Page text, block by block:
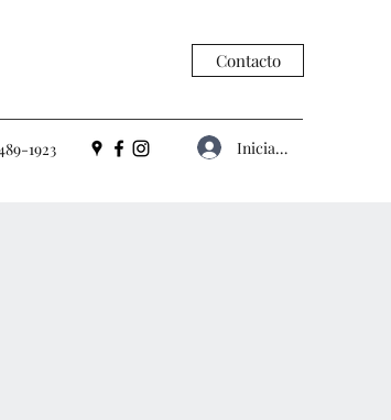
Contacto
1923 Iniciar sesión